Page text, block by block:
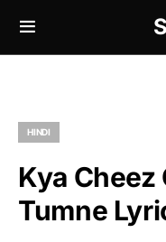
HINDI
Kya Cheez
Tumne